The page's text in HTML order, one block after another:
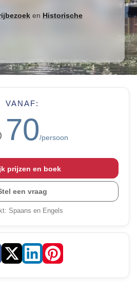
en Historische
VANAF:
70/persoon
prijzen en boek
een vraag
: Spaans en Engels